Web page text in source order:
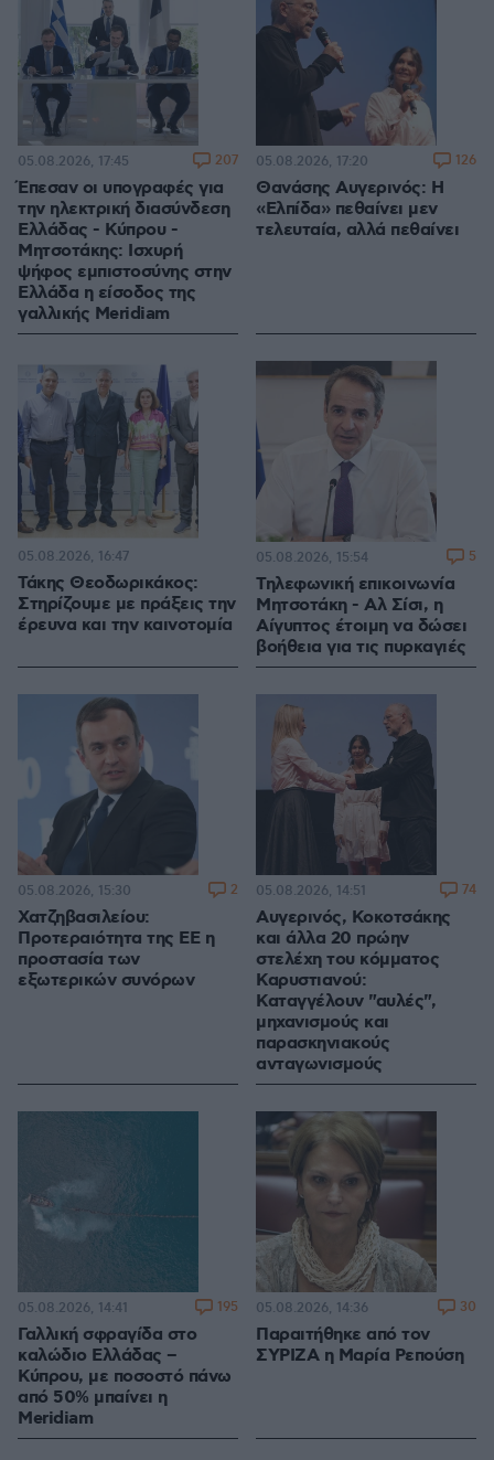
Έπεσαν οι υπογραφές για
την ηλεκτρική διασύνδεση
Ελλάδας - Κύπρου -
Μητσοτάκης: Ισχυρή
ψήφος εμπιστοσύνης στην
Ελλάδα η είσοδος της
γαλλικής Meridiam
05.08.2026, 17:45 207
Θανάσης Αυγερινός: Η
«Ελπίδα» πεθαίνει μεν
τελευταία, αλλά πεθαίνει
05.08.2026, 17:20 126
Τάκης Θεοδωρικάκος:
Στηρίζουμε με πράξεις την
έρευνα και την καινοτομία
05.08.2026, 16:47
Τηλεφωνική επικοινωνία
Μητσοτάκη - Αλ Σίσι, η
Αίγυπτος έτοιμη να δώσει
βοήθεια για τις πυρκαγιές
05.08.2026, 15:54 5
Χατζηβασιλείου:
Προτεραιότητα της ΕΕ η
προστασία των
εξωτερικών συνόρων
05.08.2026, 15:30 2
Αυγερινός, Κοκοτσάκης
και άλλα 20 πρώην
στελέχη του κόμματος
Καρυστιανού:
Καταγγέλουν "αυλές",
μηχανισμούς και
παρασκηνιακούς
ανταγωνισμούς
05.08.2026, 14:51 74
Γαλλική σφραγίδα στο
καλώδιο Ελλάδας –
Κύπρου, με ποσοστό πάνω
από 50% μπαίνει η
Meridiam
05.08.2026, 14:41 195
Παραιτήθηκε από τον
ΣΥΡΙΖΑ η Μαρία Ρεπούση
05.08.2026, 14:36 30